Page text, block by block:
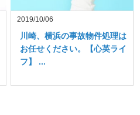
2019/10/06
川崎、横浜の事故物件処理は
お任せください。【心英ライ
フ】 ...